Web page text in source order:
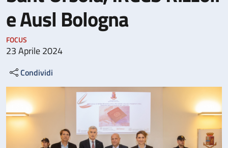
e Ausl Bologna
FOCUS
23 Aprile 2024
Condividi